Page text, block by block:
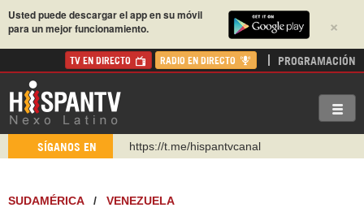
×
Usted puede descargar el app en su móvil
para un mejor funcionamiento.
TV EN DIRECTO RADIO EN DIRECTO PROGRAMACIÓN
SÍGANOS EN
https://t.me/hispantvcanal
WhatsApp y Viber: +98 921 79 29 404
SUDAMÉRICA/ VENEZUELA